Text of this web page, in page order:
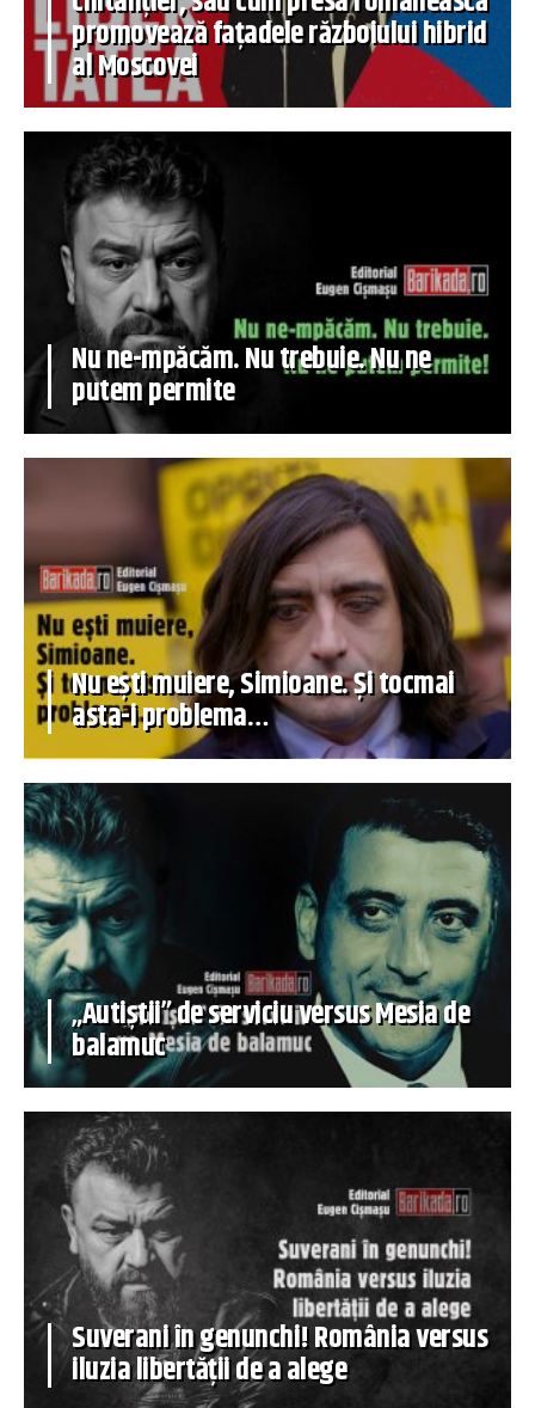
promovează fațadele războiului hibrid
al Moscovei
Nu ne-mpăcăm. Nu trebuie. Nu ne
putem permite
Nu ești muiere, Simioane. Și tocmai
asta-i problema…
„Autiștii” de serviciu versus Mesia de
balamuc
Suverani în genunchi! România versus
iluzia libertății de a alege